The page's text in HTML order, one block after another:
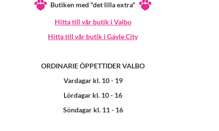
Butiken med "det lilla extra"
Hitta till vår butik i Valbo
Hitta till vår butik i Gävle City
ORDINARIE ÖPPETTIDER VALBO
Vardagar kl. 10 - 19
Lördagar kl. 10 - 16
Söndagar kl. 11 - 16